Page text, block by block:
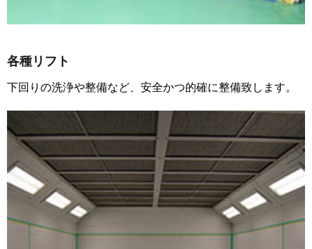
各種リフト
下回りの洗浄や整備など、安全かつ的確に整備致します。